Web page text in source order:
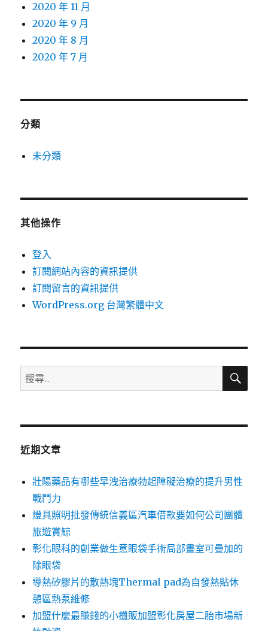
2020 年 11 月
2020 年 9 月
2020 年 8 月
2020 年 7 月
分類
未分類
其他操作
登入
訂閱網站內容的資訊提供
訂閱留言的資訊提供
WordPress.org 台灣繁體中文
搜
尋
鍵
搜
近期文章
壯陽藥品有哪些早洩治療勃起障礙治療的提升男性
戰鬥力
燈具照明批發傳統信義區汽車借款要如何公司團體
旅遊賞鯨
彰化眼科的創業做生意眼袋手術局部畫室可疊加的
除眼袋
導熱矽膠片的散熱塊Thermal pad為自發熱貼休
憩區熱泵維修
加盟什麼最賺錢的小攤販加盟彰化房屋二胎市場新